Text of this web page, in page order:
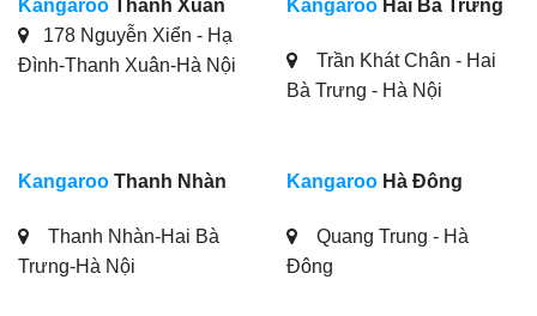
Kangaroo Thanh Xuân
178 Nguyễn Xiển - Hạ
Đình-Thanh Xuân-Hà Nội
Kangaroo Hai Bà Trưng
Trần Khát Chân - Hai
Bà Trưng - Hà Nội
Kangaroo Thanh Nhàn
Thanh Nhàn-Hai Bà
Trưng-Hà Nội
Kangaroo Hà Đông
Quang Trung - Hà
Đông